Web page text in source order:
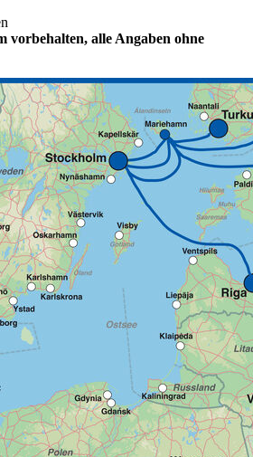
alle Angaben ohne